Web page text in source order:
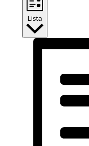
Lista